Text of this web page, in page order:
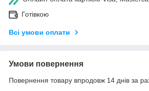
Готівкою
Всі умови оплати
Умови повернення
Повернення товару впродовж 14 днів за